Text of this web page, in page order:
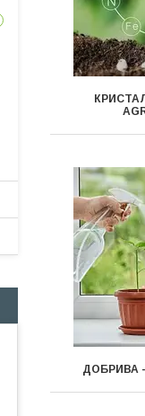
ДОБРИВА -